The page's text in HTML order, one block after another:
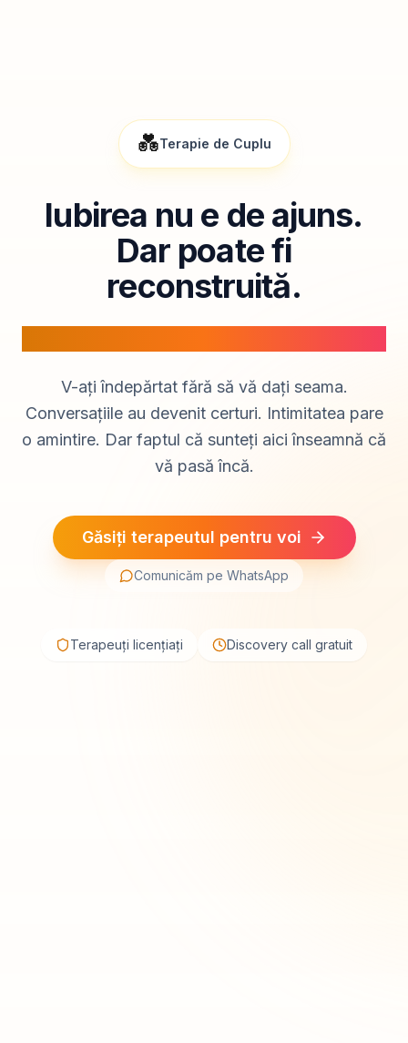
💑Terapie de Cuplu
Iubirea nu e de ajuns.
Dar poate fi
reconstruită.
V-ați îndepărtat fără să vă dați seama.
Conversațiile au devenit certuri. Intimitatea pare
o amintire. Dar faptul că sunteți aici înseamnă că
vă pasă încă.
Găsiți terapeutul pentru voi
Comunicăm pe WhatsApp
Terapeuți licențiați Discovery call gratuit